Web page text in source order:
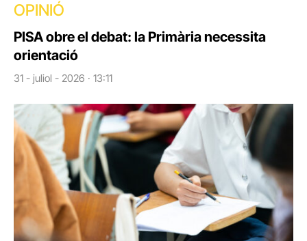
OPINIÓ
PISA obre el debat: la Primària necessita
orientació
31 - juliol - 2026 · 13:11